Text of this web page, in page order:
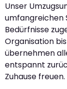
Unser
umfangreichen
Bedürfnisse
Organisation
übernehmen
entspannt
Zuhause freuen.